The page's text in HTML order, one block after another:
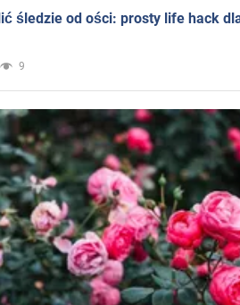
śledzie od ości: prosty life hack
9